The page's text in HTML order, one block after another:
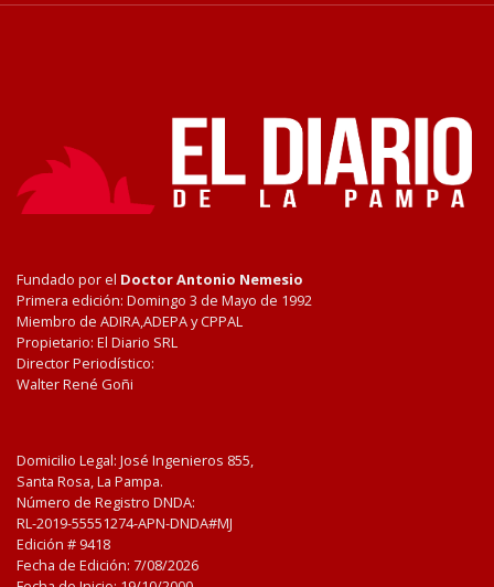
Fundado por el Doctor Antonio Nemesio
Primera edición: Domingo 3 de Mayo de 1992
Miembro de ADIRA,ADEPA y CPPAL
Propietario: El Diario SRL
Director Periodístico:
Walter René Goñi
Domicilio Legal: José Ingenieros 855,
Santa Rosa, La Pampa.
Número de Registro DNDA:
RL-2019-55551274-APN-DNDA#MJ
Edición # 9418
Fecha de Edición: 7/08/2026